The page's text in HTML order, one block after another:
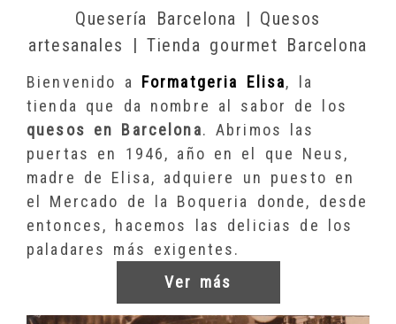
Quesería Barcelona | Quesos
artesanales | Tienda gourmet Barcelona
Bienvenido a Formatgeria Elisa, la
tienda que da nombre al sabor de los
quesos en Barcelona. Abrimos las
puertas en 1946, año en el que Neus,
madre de Elisa, adquiere un puesto en
el Mercado de la Boqueria donde, desde
entonces, hacemos las delicias de los
paladares más exigentes.
Ver más